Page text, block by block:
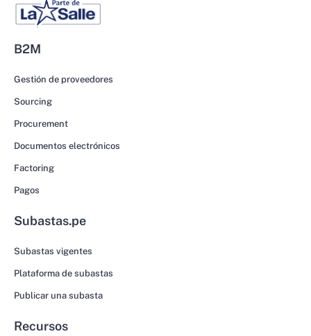
B2M
Gestión de proveedores
Sourcing
Procurement
Documentos electrónicos
Factoring
Pagos
Subastas.pe
Subastas vigentes
Plataforma de subastas
Publicar una subasta
Recursos